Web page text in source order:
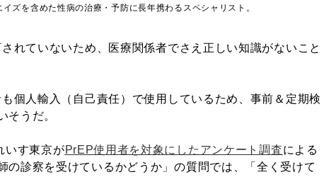
イズを含めた性病の治療・予防に長年携わるスペシャリスト。
れていないため、医療関係者でさえ正しい知識がないこと
個人輸入（自己責任）で使用しているため、事前＆定期検
そうだ。
いす東京がPrEP使用者を対象にしたアンケート調査による
の診察を受けているかどうか」の質問では、「全く受けて